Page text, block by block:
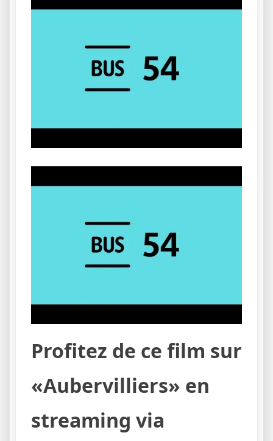
Profitez de ce film sur
«Aubervilliers» en
streaming via